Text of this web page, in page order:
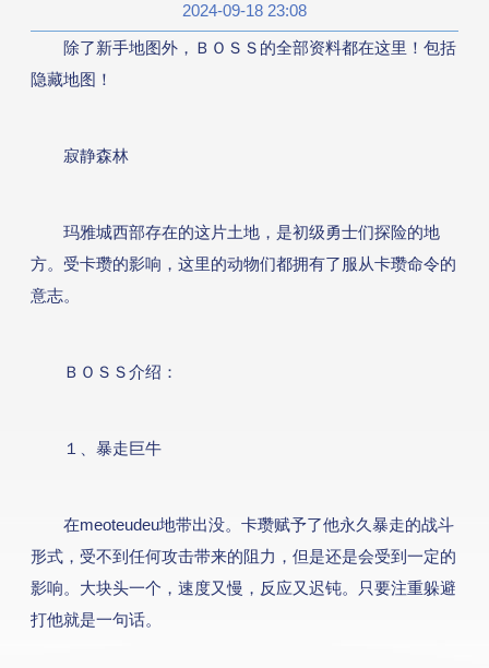
版本历史
游戏工具
2024-09-18 23:08
除了新手地图外，ＢＯＳＳ的全部资料都在这里！包括
隐藏地图！
寂静森林
玛雅城西部存在的这片土地，是初级勇士们探险的地
方。受卡瓒的影响，这里的动物们都拥有了服从卡瓒命令的
意志。
ＢＯＳＳ介绍：
１、暴走巨牛
在meoteudeu地带出没。卡瓒赋予了他永久暴走的战斗
形式，受不到任何攻击带来的阻力，但是还是会受到一定的
影响。大块头一个，速度又慢，反应又迟钝。只要注重躲避
打他就是一句话。